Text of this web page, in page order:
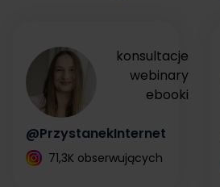
konsultacje
webinary
ebooki
@PrzystanekInternet
71,3K obserwujących